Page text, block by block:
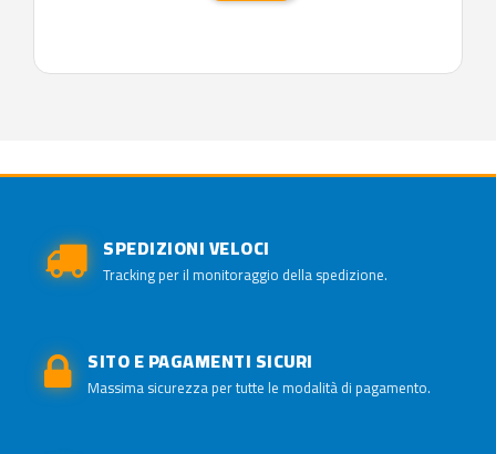
SPEDIZIONI VELOCI
Tracking per il monitoraggio della spedizione.
SITO E PAGAMENTI SICURI
Massima sicurezza per tutte le modalità di pagamento.